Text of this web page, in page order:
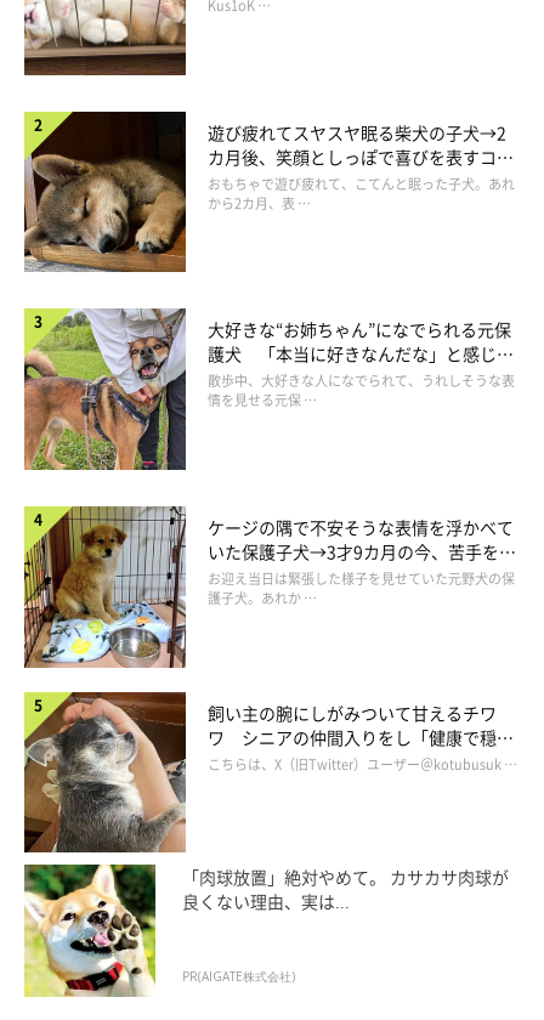
うれしそうなゆずちゃん、飼い主さんの手をペロペロ
@Yuzu_Shiba0509
飼い主さんによると、今回の投稿に対して次のような反響があっ
たそうです。
飼い主さん：
「動画を見た人からは、『かわいい！うれしいんだね！』『お耳
もですが、パーっと開いたおててがかわいい』などのコメントを
いただきました。飼い主が帰ってきても反応のないわんちゃんも
いると聞くので、ゆずの反応を見ると幸せ
ゆずの熱烈歓迎。
月曜日は一番テンション高いかな⁉️
pic.twitter.com/XuKT0d9uju
長！
Kus1oK …
遊び疲れてスヤスヤ眠る柴犬の子犬→2
カ月後、笑顔としっぽで喜びを表すコに
成長！
おもちゃで遊び疲れて、こてんと眠った子犬。あれ
から2カ月、表 …
大好きな“お姉ちゃん”になでられる元保
護犬 「本当に好きなんだな」と感じる
表情にほっこり
散歩中、大好きな人になでられて、うれしそうな表
情を見せる元保 …
ケージの隅で不安そうな表情を浮かべて
いた保護子犬→3才9カ月の今、苦手を克
服し頼もしいコに成長！
お迎え当日は緊張した様子を見せていた元野犬の保
護子犬。あれか …
飼い主の腕にしがみついて甘えるチワ
ワ シニアの仲間入りをし「健康で穏や
かな暮らしが続いてほしい」と願う
こちらは、X（旧Twitter）ユーザー＠kotubusuk …
「肉球放置」絶対やめて。 カサカサ肉球が
良くない理由、実は...
PR(AIGATE株式会社)